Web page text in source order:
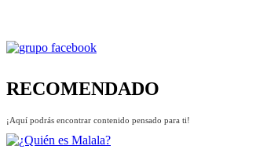
RECOMENDADO
¡Aquí podrás encontrar contenido pensado para ti!